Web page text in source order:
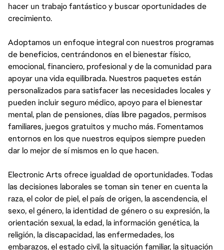
hacer un trabajo fantástico y buscar oportunidades de
crecimiento.
Adoptamos un enfoque integral con nuestros programas
de beneficios, centrándonos en el bienestar físico,
emocional, financiero, profesional y de la comunidad para
apoyar una vida equilibrada. Nuestros paquetes están
personalizados para satisfacer las necesidades locales y
pueden incluir seguro médico, apoyo para el bienestar
mental, plan de pensiones, días libre pagados, permisos
familiares, juegos gratuitos y mucho más. Fomentamos
entornos en los que nuestros equipos siempre pueden
dar lo mejor de sí mismos en lo que hacen.
Electronic Arts ofrece igualdad de oportunidades. Todas
las decisiones laborales se toman sin tener en cuenta la
raza, el color de piel, el país de origen, la ascendencia, el
sexo, el género, la identidad de género o su expresión, la
orientación sexual, la edad, la información genética, la
religión, la discapacidad, las enfermedades, los
embarazos, el estado civil, la situación familiar, la situación